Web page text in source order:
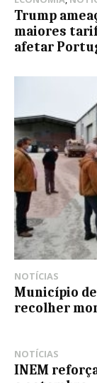
Trump
maiores
afetar
NOTÍCIAS
Município
recolher
NOTÍCIAS
INEM